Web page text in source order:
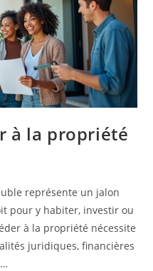
à la propriété
représente un jalon
pour y habiter, investir ou
à la propriété nécessite
juridiques, financières